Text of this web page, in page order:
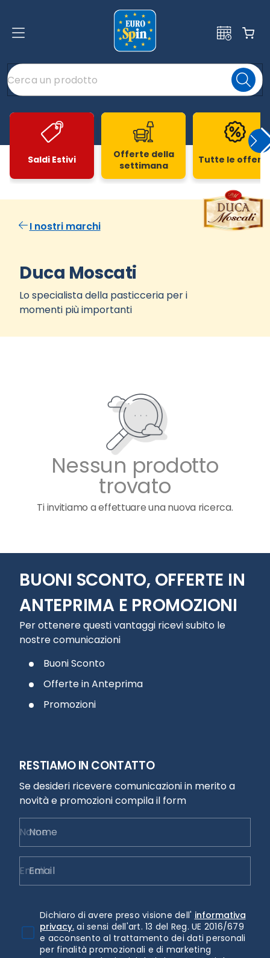
Saldi Estivi
Offerte della
settimana
Tutte le
I nostri marchi
Duca Moscati
Lo specialista della pasticceria per i
momenti più importanti
Nessun prodotto
trovato
Ti invitiamo a effettuare una nuova ricerca.
BUONI SCONTO, OFFERTE IN
ANTEPRIMA E PROMOZIONI
Per ottenere questi vantaggi ricevi subito le
nostre comunicazioni
Buoni Sconto
Offerte in Anteprima
Promozioni
RESTIAMO IN CONTATTO
Se desideri ricevere comunicazioni in merito a
novità e promozioni compila il form
Nome
Email
Dichiaro di avere preso visione dell' informativa
privacy. ai sensi dell'art. 13 del Reg. UE 2016/679
e acconsento al trattamento dei dati personali
per finalità promozionali e di marketing